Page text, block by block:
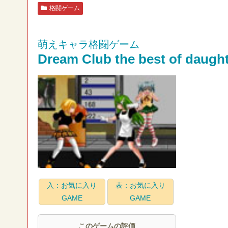
格闘ゲーム
萌えキャラ格闘ゲーム
Dream Club the best of
入：お気に入り
GAME
表：お気に入り
GAME
このゲームの評価